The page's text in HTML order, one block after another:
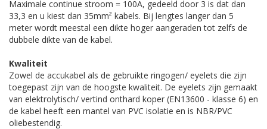
Maximale continue stroom = 100A, gedeeld door 3 is dat dan
33,3 en u kiest dan 35mm² kabels. Bij lengtes langer dan 5
meter wordt meestal een dikte hoger aangeraden tot zelfs de
dubbele dikte van de kabel.
Kwaliteit
Zowel de accukabel als de gebruikte ringogen/ eyelets die zijn
toegepast zijn van de hoogste kwaliteit. De eyelets zijn gemaakt
van elektrolytisch/ vertind onthard koper (EN13600 - klasse 6) en
de kabel heeft een mantel van PVC isolatie en is NBR/PVC
oliebestendig.